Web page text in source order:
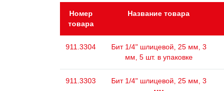
Номер
товара
Название товара
911.3304
Бит 1/4" шлицевой, 25 мм, 3
мм, 5 шт. в упаковке
911.3303
Бит 1/4" шлицевой, 25 мм, 3